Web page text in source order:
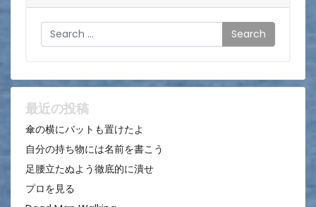
ョ
ン
Search
最近の投稿
傘の横にバットも置けたよ
自分の持ち物には名前を書こう
足腰立たぬよう徹底的に潰せ
プロを見る